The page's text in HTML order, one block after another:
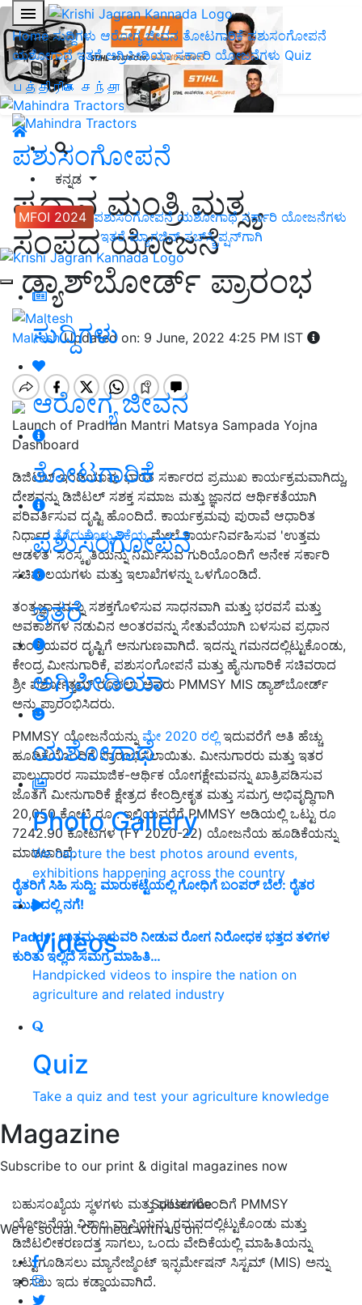
Home ಸುದ್ದಿಗಳು ಆರೋಗ್ಯ ಜೀವನ ತೋಟಗಾರಿಕೆಪಶುಸಂಗೋಪನೆ
ಯಶೋಗಾಥೆ ಇತರೆ ಅಗ್ರಿಪೀಡಿಯಾ ಸರ್ಕಾರಿ ಯೋಜನೆಗಳು Quiz
பத்திரிகை சந்தா
ಕನ್ನಡ
MFOI 2024 ಪಶುಸಂಗೋಪನೆ ಯಶೋಗಾಥೆ ಸರ್ಕಾರಿ ಯೋಜನೆಗಳು
ಇತರೆ ಮ್ಯಾಗಜಿನ್‌ ಸಬ್‌ಸ್ಕ್ರಿಪ್ಷನ್‌ಗಾಗಿ
ಸುದ್ದಿಗಳು
ಆರೋಗ್ಯ ಜೀವನ
ತೋಟಗಾರಿಕೆ
ಪಶುಸಂಗೋಪನೆ
ಇತರೆ
ಅಗ್ರಿಪೀಡಿಯಾ
ಯಶೋಗಾಥೆ
Photo Gallery
We capture the best photos around events,
exhibitions happening across the country
Videos
Handpicked videos to inspire the nation on
agriculture and related industry
Quiz
Take a quiz and test your agriculture knowledge
Magazine
Subscribe to our print & digital magazines now
Subscribe
We're social. Connect with us on:
ಪಶುಸಂಗೋಪನೆ
ಪ್ರಧಾನ ಮಂತ್ರಿ ಮತ್ಸ್ಯ
ಸಂಪದ ಯೋಜನೆ
ಡ್ಯಾಶ್‌ಬೋರ್ಡ್ ಪ್ರಾರಂಭ
MalteshUpdated on: 9 June, 2022 4:25 PM IST
Launch of Pradhan Mantri Matsya Sampada Yojna
Dashboard
ಡಿಜಿಟಲ್ ಇಂಡಿಯಾವು ಭಾರತ ಸರ್ಕಾರದ ಪ್ರಮುಖ ಕಾರ್ಯಕ್ರಮವಾಗಿದ್ದು,
ದೇಶವನ್ನು ಡಿಜಿಟಲ್ ಸಶಕ್ತ ಸಮಾಜ ಮತ್ತು ಜ್ಞಾನದ ಆರ್ಥಿಕತೆಯಾಗಿ
ಪರಿವರ್ತಿಸುವ ದೃಷ್ಟಿ ಹೊಂದಿದೆ. ಕಾರ್ಯಕ್ರಮವು ಪುರಾವೆ ಆಧಾರಿತ
ನಿರ್ಧಾರತೆಗೆದುಕೊಳ್ಳುವಿಕೆಯಮೇಲೆ ಕಾರ್ಯನಿರ್ವಹಿಸುವ 'ಉತ್ತಮ
ಆಡಳಿತ' ಸಂಸ್ಕೃತಿಯನ್ನು ನಿರ್ಮಿಸುವ ಗುರಿಯೊಂದಿಗೆ ಅನೇಕ ಸರ್ಕಾರಿ
ಸಚಿವಾಲಯಗಳು ಮತ್ತು ಇಲಾಖೆಗಳನ್ನು ಒಳಗೊಂಡಿದೆ.
ತಂತ್ರಜ್ಞಾನವನ್ನು ಸಶಕ್ತಗೊಳಿಸುವ ಸಾಧನವಾಗಿ ಮತ್ತು ಭರವಸೆ ಮತ್ತು
ಅವಕಾಶಗಳ ನಡುವಿನ ಅಂತರವನ್ನು ಸೇತುವೆಯಾಗಿ ಬಳಸುವ ಪ್ರಧಾನ
ಮಂತ್ರಿಯವರ ದೃಷ್ಟಿಗೆ ಅನುಗುಣವಾಗಿದೆ. ಇದನ್ನು ಗಮನದಲ್ಲಿಟ್ಟುಕೊಂಡು,
ಕೇಂದ್ರ ಮೀನುಗಾರಿಕೆ, ಪಶುಸಂಗೋಪನೆ ಮತ್ತು ಹೈನುಗಾರಿಕೆ ಸಚಿವರಾದ
ಶ್ರೀ ಪರ್ಶೋತ್ತಮ್ ರೂಪಲಾ ಅವರು PMMSY MIS ಡ್ಯಾಶ್‌ಬೋರ್ಡ್
ಅನ್ನು ಪ್ರಾರಂಭಿಸಿದರು.
PMMSY ಯೋಜನೆಯನ್ನು ಮೇ 2020 ರಲ್ಲಿ ಇದುವರೆಗೆ ಅತಿ ಹೆಚ್ಚು
ಹೂಡಿಕೆಯೊಂದಿಗೆ ಪ್ರಾರಂಭಿಸಲಾಯಿತು. ಮೀನುಗಾರರು ಮತ್ತು ಇತರ
ಪಾಲುದಾರರ ಸಾಮಾಜಿಕ-ಆರ್ಥಿಕ ಯೋಗಕ್ಷೇಮವನ್ನು ಖಾತ್ರಿಪಡಿಸುವ
ಜೊತೆಗೆ ಮೀನುಗಾರಿಕೆ ಕ್ಷೇತ್ರದ ಕೇಂದ್ರೀಕೃತ ಮತ್ತು ಸಮಗ್ರ ಅಭಿವೃದ್ಧಿಗಾಗಿ
20,050 ಕೋಟಿ ರೂ . ಇಲ್ಲಿಯವರೆಗೆ PMMSY ಅಡಿಯಲ್ಲಿ ಒಟ್ಟು ರೂ
7242.90 ಕೋಟಿಗಳ (FY 2020-22) ಯೋಜನೆಯ ಹೂಡಿಕೆಯನ್ನು
ಮಾಡಲಾಗಿದೆ.
ರೈತರಿಗೆ ಸಿಹಿ ಸುದ್ದಿ: ಮಾರುಕಟ್ಟೆಯಲ್ಲಿ ಗೋಧಿಗೆ ಬಂಪರ್ ಬೆಲೆ: ರೈತರ
ಮುಖದಲ್ಲಿ ನಗೆ!
Paddy: ಉತ್ತಮ ಇಳುವರಿ ನೀಡುವ ರೋಗ ನಿರೋಧಕ ಭತ್ತದ ತಳಿಗಳ
ಕುರಿತು ಇಲ್ಲಿದೆ ಸಮಗ್ರ ಮಾಹಿತಿ…
ಬಹುಸಂಖ್ಯೆಯ ಸ್ಥಳಗಳು ಮತ್ತು ಘಟಕಗಳೊಂದಿಗೆ PMMSY
ಯೋಜನೆಯ ವಿಶಾಲ ವ್ಯಾಪ್ತಿಯನ್ನು ಗಮನದಲ್ಲಿಟ್ಟುಕೊಂಡು ಮತ್ತು
ಡಿಜಿಟಲೀಕರಣದತ್ತ ಸಾಗಲು, ಒಂದು ವೇದಿಕೆಯಲ್ಲಿ ಮಾಹಿತಿಯನ್ನು
ಒಟ್ಟುಗೂಡಿಸಲು ಮ್ಯಾನೇಜ್ಮೆಂಟ್ ಇನ್ಫರ್ಮೇಷನ್ ಸಿಸ್ಟಮ್ (MIS) ಅನ್ನು
ಇರಿಸಲು ಇದು ಕಡ್ಡಾಯವಾಗಿದೆ.